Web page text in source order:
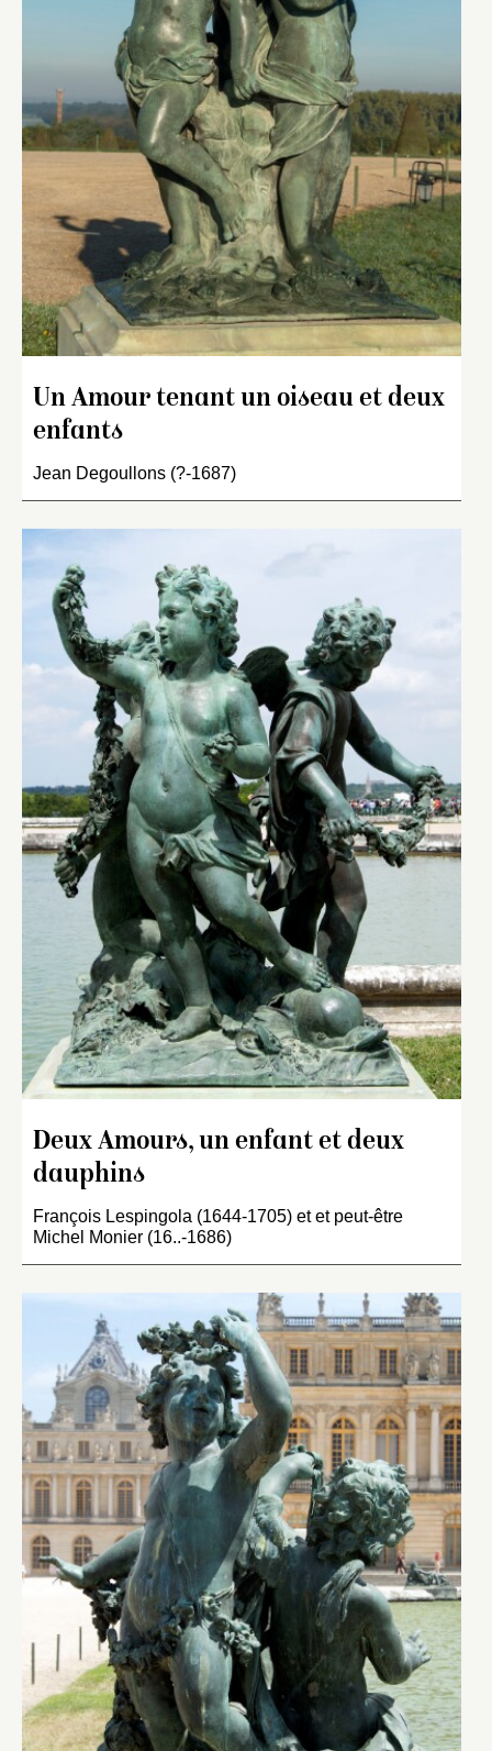
Un Amour tenant un oiseau et deux
enfants
Jean Degoullons (?-1687)
Deux Amours, un enfant et deux
dauphins
François Lespingola (1644-1705) et et peut-être
Michel Monier (16..-1686)